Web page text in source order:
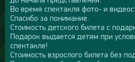
Во время спектакля фото- и
Спасибо за понимание.
Стоимость детского билета с
Подарок выдается детям при
спектакле!
Стоимость взрослого билета без